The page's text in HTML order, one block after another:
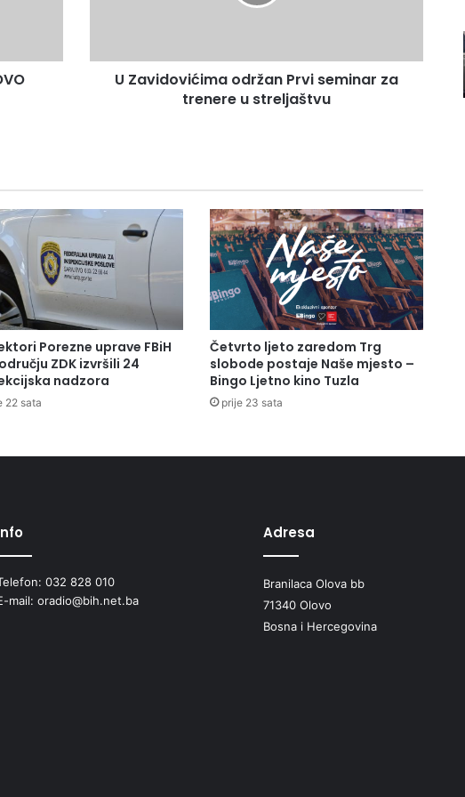
streljaštvu
U Zavidovićima održan Prvi seminar za
trenere u streljaštvu
Porezne uprave FBiH
ZDK izvršili 24
nadzora
22 sata
Četvrto ljeto zaredom Trg
slobode postaje Naše mjesto –
Bingo Ljetno kino Tuzla
prije 23 sata
032 828 010
mail: oradio@bih.net.ba
Adresa
Branilaca Olova bb
71340 Olovo
Bosna i Hercegovina